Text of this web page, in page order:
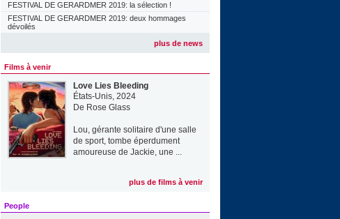
FESTIVAL DE GERARDMER 2019: la sélection !
FESTIVAL DE GERARDMER 2019: deux hommages
dévoilés
plus de news
Films à venir
Love Lies Bleeding
États-Unis, 2024
De Rose Glass
Lou, gérante solitaire d'une salle
de sport, tombe éperdument
amoureuse de Jackie, une ...
plus de films à venir
People